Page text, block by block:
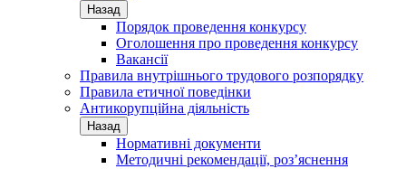
Назад
Порядок проведення конкурсу
Оголошення про проведення конкурсу
Вакансії
Правила внутрішнього трудового розпорядку
Правила етичної поведінки
Антикорупційна діяльність
Назад
Нормативні документи
Методичні рекомендації, роз’яснення